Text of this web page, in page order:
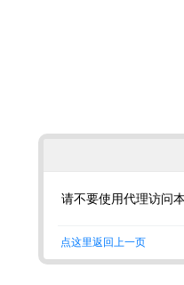
请不要使用代理访问
点这里返回上一页